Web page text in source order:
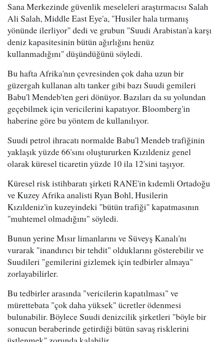
Sana Merkezinde güvenlik meseleleri araştırmacısı Salah
Ali Salah, Middle East Eye'a, "Husiler hala tırmanış
yönünde ilerliyor" dedi ve grubun "Suudi Arabistan'a karşı
deniz kapasitesinin bütün ağırlığını henüz
kullanmadığını" düşündüğünü söyledi.
Bu hafta Afrika'nın çevresinden çok daha uzun bir
güzergah kullanan altı tanker gibi bazı Suudi gemileri
Babu'l Mendeb'ten geri dönüyor. Bazıları da su yolundan
geçebilmek için vericilerini kapatıyor. Bloomberg'in
haberine göre bu yöntem de kullanılıyor.
Suudi petrol ihracatı normalde Babu'l Mendeb trafiğinin
yaklaşık yüzde 66'sını oluştururken Kızıldeniz genel
olarak küresel ticaretin yüzde 10 ila 12'sini taşıyor.
Küresel risk istihbaratı şirketi RANE'in kıdemli Ortadoğu
ve Kuzey Afrika analisti Ryan Bohl, Husilerin
Kızıldeniz'in kuzeyindeki "bütün trafiği" kapatmasının
"muhtemel olmadığını" söyledi.
Bunun yerine Mısır limanlarını ve Süveyş Kanalı'nı
vurarak "inandırıcı bir tehdit" olduklarını gösterebilir ve
Suudileri "gemilerini gizlemek için tedbirler almaya"
zorlayabilirler.
Bu tedbirler arasında "vericilerin kapatılması" ve
mürettebata "çok daha yüksek" ücretler ödenmesi
bulunabilir. Böylece Suudi denizcilik şirketleri "böyle bir
sonucun beraberinde getirdiği bütün savaş risklerini